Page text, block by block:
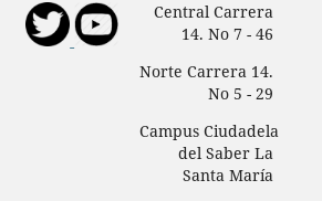
Central Carrera
14. No 7 - 46
Norte Carrera 14.
No 5 - 29
Campus Ciudadela
del Saber La
Santa María